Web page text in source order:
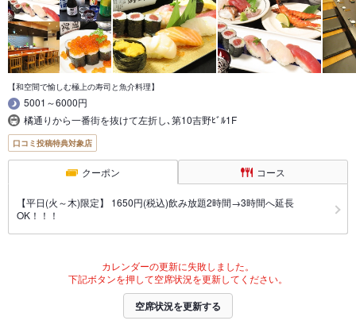
【和空間で愉しむ極上の寿司と魚介料理】
5001～6000円
橘通りから一番街を抜けて左折し､第10吉野ﾋﾞﾙ1F
口コミ投稿特典対象店
クーポン コース
【平日(火～木)限定】 1650円(税込)飲み放題2時間→3時間へ延長
OK！！！
カレンダーの更新に失敗しました。
下記ボタンを押して空席状況を更新してください。
空席状況を更新する